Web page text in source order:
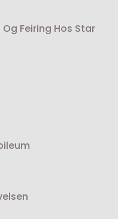
Feiring Hos Star